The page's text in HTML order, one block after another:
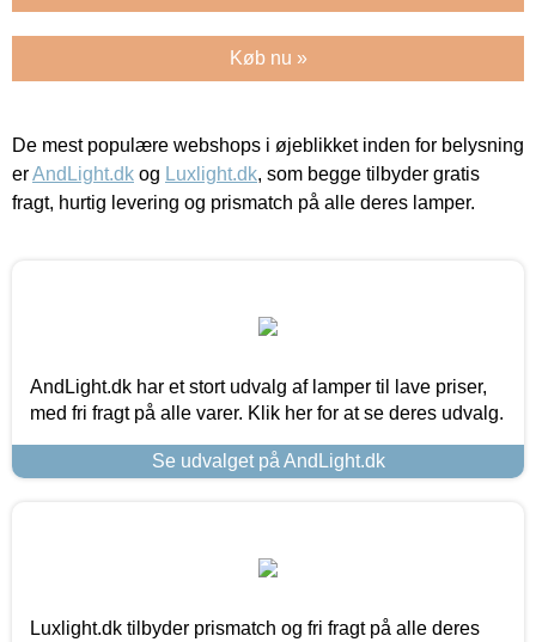
Køb nu »
De mest populære webshops i øjeblikket inden for belysning
erAndLight.dk og Luxlight.dk, som begge tilbyder gratis
fragt, hurtig levering og prismatch på alle deres lamper.
AndLight.dk har et stort udvalg af lamper til lave priser,
med fri fragt på alle varer. Klik her for at se deres udvalg.
Se udvalget på AndLight.dk
Luxlight.dk tilbyder prismatch og fri fragt på alle deres